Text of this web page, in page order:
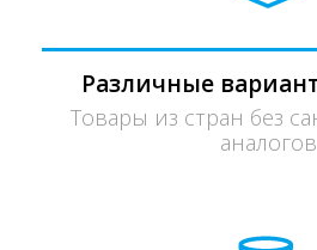
Различные
Товары из стран без
аналогов